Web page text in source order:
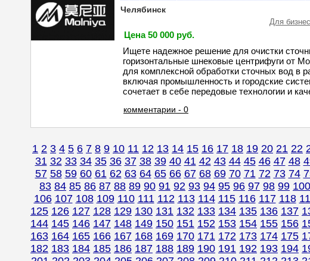
Челябинск
Для
Цена 50 000 руб.
Ищете надежное решение для очистки
горизонтальные шнековые центрифуги от
для комплексной обработки сточных вод в
включая промышленность и городские
сочетает в себе передовые технологии и
комментарии - 0
1 2 3 4 5 6 7 8 9 10 11 12 13 14 15 16 17 18 19 20 21 22
31 32 33 34 35 36 37 38 39 40 41 42 43 44 45 46 47 48
57 58 59 60 61 62 63 64 65 66 67 68 69 70 71 72 73 74
83 84 85 86 87 88 89 90 91 92 93 94 95 96 97 98 99 100
106 107 108 109 110 111 112 113 114 115 116 117 118
125 126 127 128 129 130 131 132 133 134 135 136 137
144 145 146 147 148 149 150 151 152 153 154 155 156
163 164 165 166 167 168 169 170 171 172 173 174 175
182 183 184 185 186 187 188 189 190 191 192 193 194